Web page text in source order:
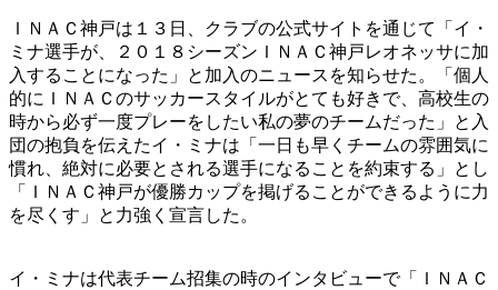
ＩＮＡＣ神戸は１３日、クラブの公式サイトを通じて「イ・
ミナ選手が、２０１８シーズンＩＮＡＣ神戸レオネッサに加
入することになった」と加入のニュースを知らせた。「個人
的にＩＮＡＣのサッカースタイルがとても好きで、高校生の
時から必ず一度プレーをしたい私の夢のチームだった」と入
団の抱負を伝えたイ・ミナは「一日も早くチームの雰囲気に
慣れ、絶対に必要とされる選手になることを約束する」とし
「ＩＮＡＣ神戸が優勝カップを掲げることができるように力
を尽くす」と力強く宣言した。
イ・ミナは代表チーム招集の時のインタビューで「ＩＮＡＣ